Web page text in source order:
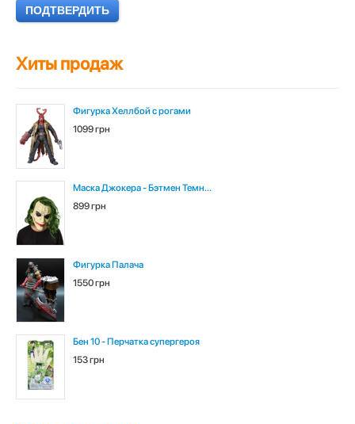
Хиты продаж
Фигурка Хеллбой с рогами
1099 грн
Маска Джокера - Бэтмен Темн...
899 грн
Фигурка Палача
1550 грн
Бен 10 - Перчатка супергероя
153 грн